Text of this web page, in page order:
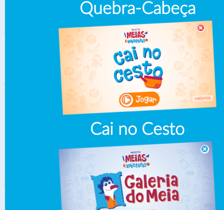
Quebra-Cabeça
Cai no Cesto